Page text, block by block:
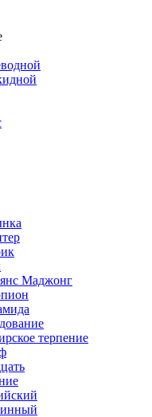
Маджонг
терпение